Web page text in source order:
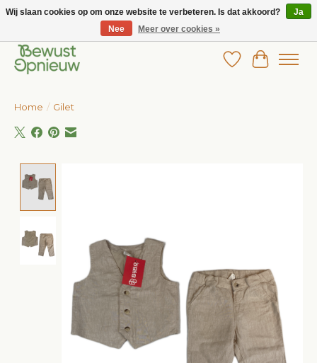
Wij bieden het grootste aanbod in betaalbare kinderkleding!
Verlanglijst
Home / Gilet
Wij slaan cookies op om onze website te verbeteren. Is dat akkoord?
Ja
Nee
Meer over cookies »